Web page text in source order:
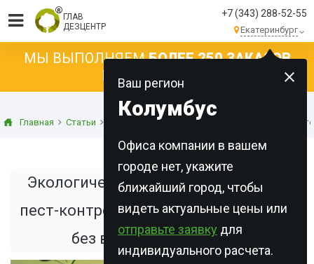
ГЛАВ
ДЕЗЦЕНТР
+7 (343) 288-52-55
Екатеринбург
Ваш регион
Колумбус
Офиса компании в вашем
городе нет, укажите
ближайший город, чтобы
видеть актуальные цены или
отправьте заявку для
индивидуального расчета.
МЫ ВЫПОЛНЯЕМБОЛЕЕ 250 ЗАКАЗОВ
КАЖДЫЙ ДЕНЬ!
Главная Статьи Дезинсекция Экологически безопасные
Экологически безопасные методы
пест-контроля: эффективная защита
без вреда для природы